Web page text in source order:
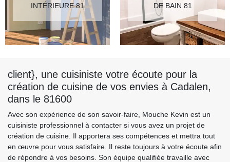
INTÉRIEURE 81
DE BAIN 81
client}, une cuisiniste votre écoute pour la
création de cuisine de vos envies à Cadalen,
dans le 81600
Avec son expérience de son savoir-faire, Mouche Kevin est un
cuisiniste professionnel à contacter si vous avez un projet de
création de cuisine. Il apportera ses compétences et mettra tout
en œuvre pour vous satisfaire. Il reste toujours à votre écoute afin
de répondre à vos besoins. Son équipe qualifiée travaille avec